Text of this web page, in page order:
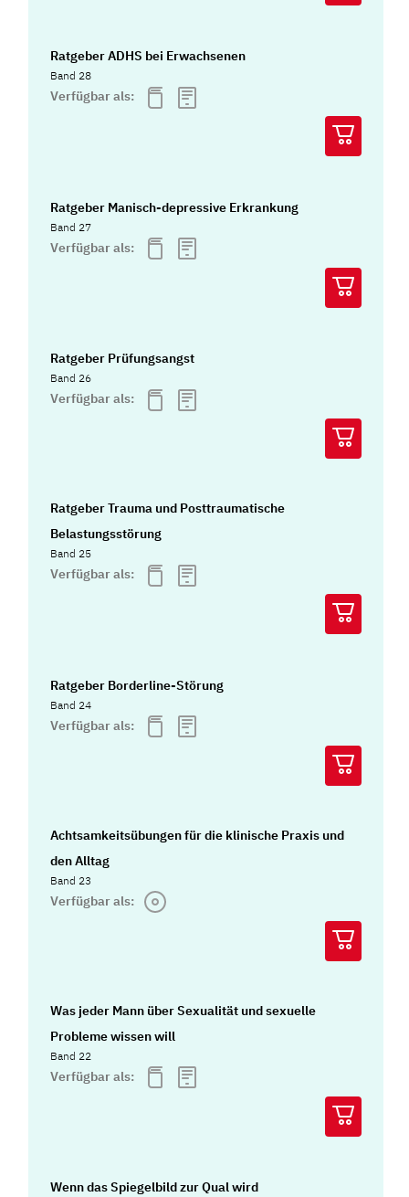
Ratgeber ADHS bei Erwachsenen
Band 28
Verfügbar als:
Ratgeber Manisch-depressive Erkrankung
Band 27
Verfügbar als:
Ratgeber Prüfungsangst
Band 26
Verfügbar als:
Ratgeber Trauma und Posttraumatische
Belastungsstörung
Band 25
Verfügbar als:
Ratgeber Borderline-Störung
Band 24
Verfügbar als:
Achtsamkeitsübungen für die klinische Praxis und
den Alltag
Band 23
Verfügbar als:
Was jeder Mann über Sexualität und sexuelle
Probleme wissen will
Band 22
Verfügbar als:
Wenn das Spiegelbild zur Qual wird